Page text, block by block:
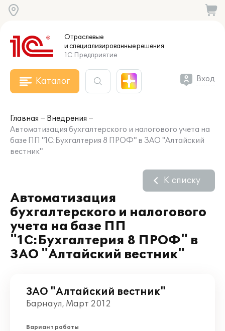
Отраслевые
и специализированныерешения
1С:Предприятие
Каталог Вход
Главная
Внедрения
Автоматизация бухгалтерского и налогового учета на
базе ПП "1С:Бухгалтерия 8 ПРОФ" в ЗАО "Алтайский
вестник"
Автоматизация
бухгалтерского и налогового
учета на базе ПП
"1С:Бухгалтерия 8 ПРОФ" в
ЗАО "Алтайский вестник"
К списку
ЗАО "Алтайский вестник"
Барнаул, Март 2012
Вариант работы